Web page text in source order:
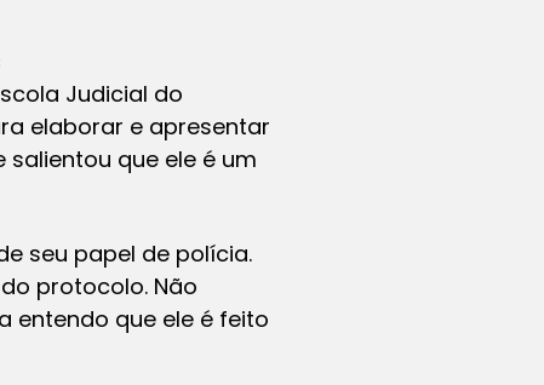
Judicial do
elaborar e apresentar
que ele é um
seu papel de polícia.
protocolo. Não
entendo que ele é feito